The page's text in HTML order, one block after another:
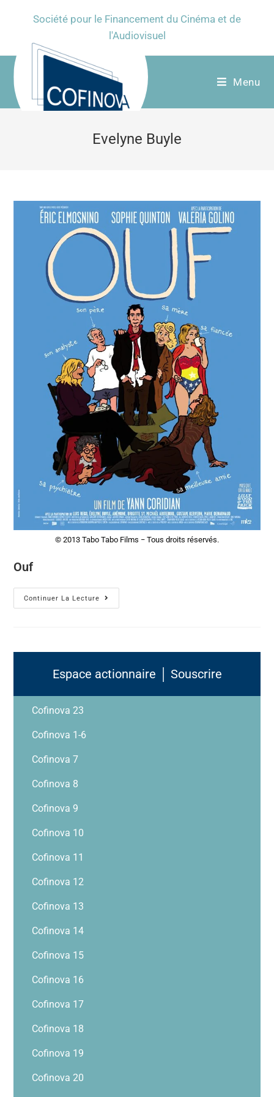
Société pour le Financement du Cinéma et de
l'Audiovisuel
Menu
Evelyne Buyle
© 2013 Tabo Tabo Films − Tous droits réservés.
Ouf
Continuer La Lecture
Espace actionnaire │ Souscrire
Cofinova 23
Cofinova 1-6
Cofinova 7
Cofinova 8
Cofinova 9
Cofinova 10
Cofinova 11
Cofinova 12
Cofinova 13
Cofinova 14
Cofinova 15
Cofinova 16
Cofinova 17
Cofinova 18
Cofinova 19
Cofinova 20